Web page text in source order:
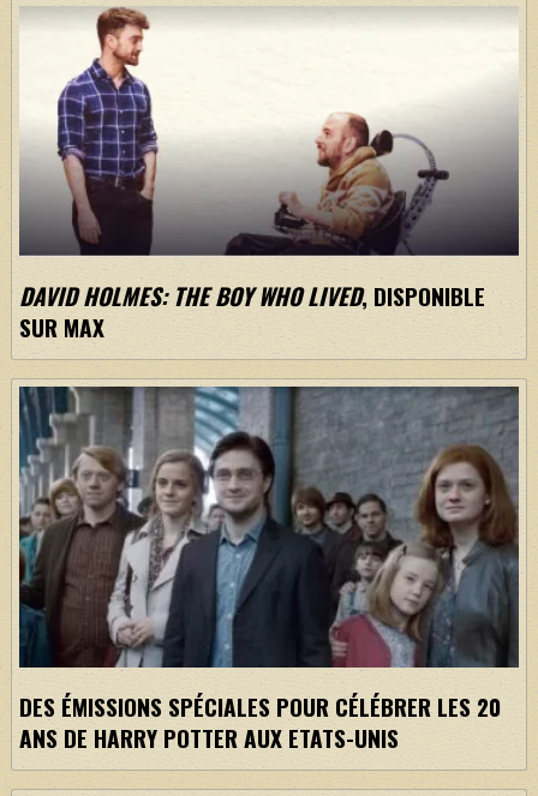
DAVID HOLMES: THE BOY WHO LIVED, DISPONIBLE
SUR MAX
DES ÉMISSIONS SPÉCIALES POUR CÉLÉBRER LES 20
ANS DE HARRY POTTER AUX ETATS-UNIS